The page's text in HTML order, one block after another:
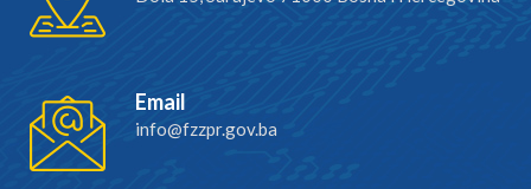
Email
info@fzzpr.gov.ba